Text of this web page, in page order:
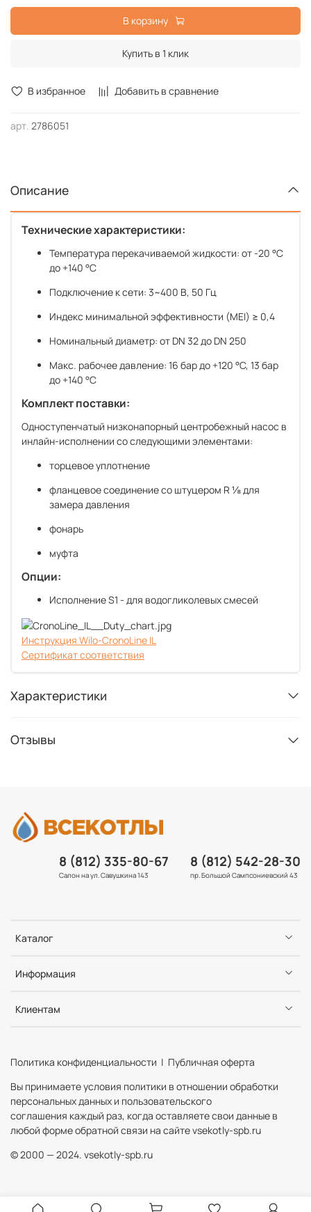
В избранное Добавить в сравнение
арт. 2786051
В корзину
Купить в 1 клик
Описание
Технические характеристики:
Температура перекачиваемой жидкости: от -20 °C
до +140 °C
Подключение к сети: 3~400 В, 50 Гц
Индекс минимальной эффективности (MEI) ≥ 0,4
Номинальный диаметр: от DN 32 до DN 250
Макс. рабочее давление: 16 бар до +120 °C, 13 бар
до +140 °C
Комплект поставки:
Одноступенчатый низконапорный центробежный насос в
инлайн-исполнении со следующими элементами:
торцевое уплотнение
фланцевое соединение со штуцером R ⅛ для
замера давления
фонарь
муфта
Опции:
Исполнение S1 - для водогликолевых смесей
Инструкция Wilo-CronoLine IL
Сертификат соответствия
Характеристики
Отзывы
Каталог
Информация
Клиентам
8 (812) 335-80-67
Салон на ул. Савушкина 143
8 (812) 542-28-30
пр. Большой Сампсониевский 43
Политика конфиденциальности | Публичная оферта
Вы принимаете условия политики в отношении обработки
персональных данных и пользовательского
соглашения каждый раз, когда оставляете свои данные в
любой форме обратной связи на сайте vsekotly-spb.ru
© 2000 — 2024. vsekotly-spb.ru